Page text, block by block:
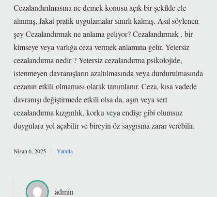
Cezalandırılmasına ne demek konusu açık bir şekilde ele
alınmış, fakat pratik uygulamalar sınırlı kalmış. Asıl söylenen
şey Cezalandırmak ne anlama geliyor? Cezalandırmak , bir
kimseye veya varlığa ceza vermek anlamına gelir. Yetersiz
cezalandırma nedir ? Yetersiz cezalandırma psikolojide,
istenmeyen davranışların azaltılmasında veya durdurulmasında
cezanın etkili olmaması olarak tanımlanır. Ceza, kısa vadede
davranışı değiştirmede etkili olsa da, aşırı veya sert
cezalandırma kızgınlık, korku veya endişe gibi olumsuz
duygulara yol açabilir ve bireyin öz saygısına zarar verebilir.
Nisan 6, 2025 Yanıtla
admin